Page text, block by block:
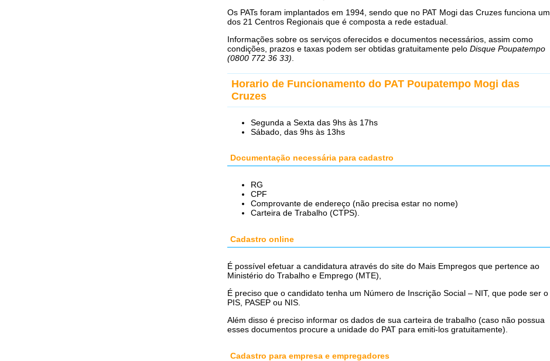
Os PATs foram implantados em 1994, sendo que no PAT Mogi das Cruzes funciona um
dos 21 Centros Regionais que é composta a rede estadual.
Informações sobre os serviços oferecidos e documentos necessários, assim como
condições, prazos e taxas podem ser obtidas gratuitamente pelo Disque Poupatempo
(0800 772 36 33)
Horario de Funcionamento do PAT Poupatempo Mogi das
Cruzes
Segunda a Sexta das 9hs às 17hs
Sábado, das 9hs às 13hs
Documentação necessária para cadastro
RG
CPF
Comprovante de endereço (não precisa estar no nome)
Carteira de Trabalho (CTPS).
Cadastro online
É possível efetuar a candidatura através do site do Mais Empregos que pertence ao
Ministério do Trabalho e Emprego (MTE),
É preciso que o candidato tenha um Número de Inscrição Social – NIT, que pode ser o
PIS, PASEP ou NIS.
Além disso é preciso informar os dados de sua carteira de trabalho (caso não possua
esses documentos procure a unidade do PAT para emiti-los gratuitamente).
Cadastro para empresa e empregadores